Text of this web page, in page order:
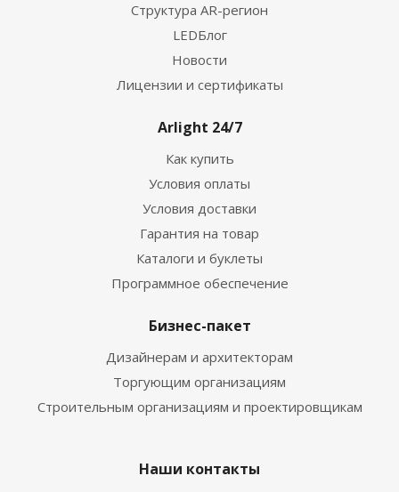
Структура AR-регион
LEDБлог
Новости
Лицензии и сертификаты
Arlight 24/7
Как купить
Условия оплаты
Условия доставки
Гарантия на товар
Каталоги и буклеты
Программное обеспечение
Бизнес-пакет
Дизайнерам и архитекторам
Торгующим организациям
Строительным организациям и проектировщикам
Наши контакты